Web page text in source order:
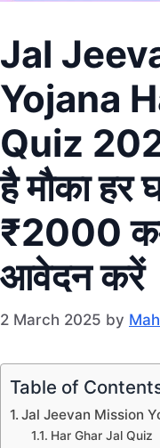
Jal
Yojana
Quiz
है मौका हर
₹2000
आवेदन करें
2 March 2025 by
Table of
Jal Jeevan Mission
Har Ghar Jal Quiz